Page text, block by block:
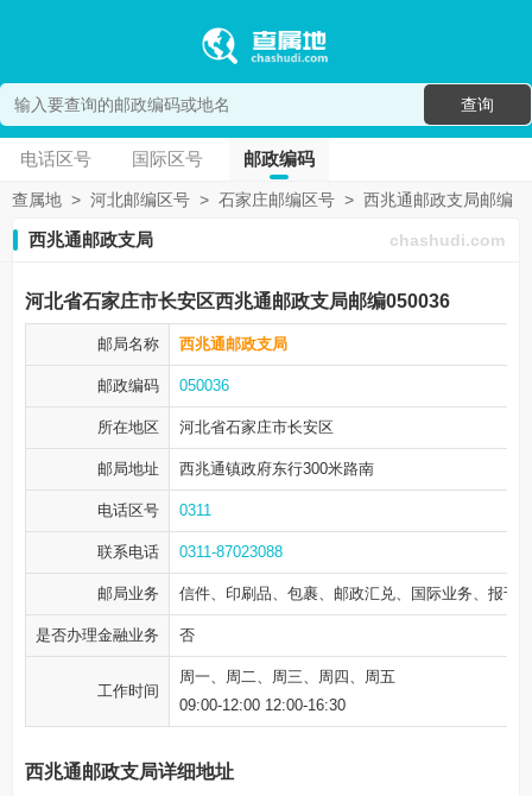
查询
电话区号 国际区号 邮政编码
查属地 > 河北邮编区号 > 石家庄邮编区号 > 西兆通邮政支局邮编
西兆通邮政支局 chashudi.com
河北省石家庄市长安区西兆通邮政支局邮编050036
邮局名称 西兆通邮政支局
邮政编码 050036
所在地区 河北省石家庄市长安区
邮局地址 西兆通镇政府东行300米路南
电话区号 0311
联系电话 0311-87023088
邮局业务 信件、印刷品、包裹、邮政汇兑、国际业务、报刊
是否办理金融业务 否
工作时间
周一、周二、周三、周四、周五
09:00-12:00 12:00-16:30
西兆通邮政支局详细地址